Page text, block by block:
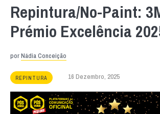
Repintura/No-Paint:
Prémio Excelência
porNádia Conceição
REPINTURA 16 Dezembro, 2025